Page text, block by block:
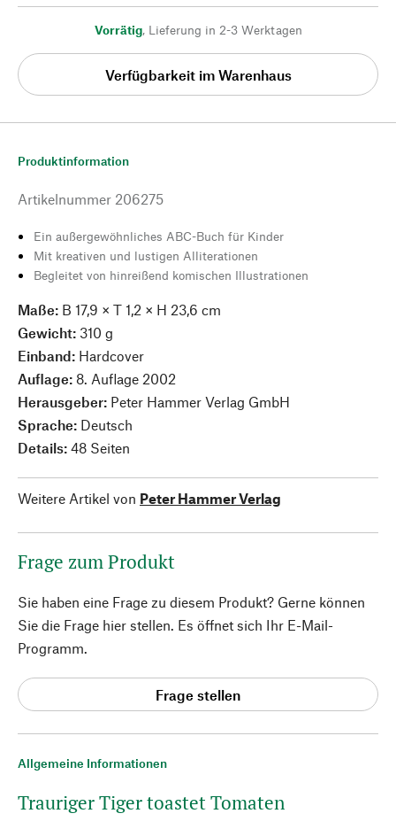
Vorrätig, Lieferung in 2-3 Werktagen
Verfügbarkeit im Warenhaus
Allgemeine Informationen
Trauriger Tiger toastet Tomaten
Produktinformation
Artikelnummer 206275
Ein außergewöhnliches ABC-Buch für Kinder
Mit kreativen und lustigen Alliterationen
Begleitet von hinreißend komischen Illustrationen
Maße: B 17,9 × T 1,2 × H 23,6 cm
Gewicht: 310 g
Einband: Hardcover
Auflage: 8. Auflage 2002
Herausgeber: Peter Hammer Verlag GmbH
Sprache: Deutsch
Details: 48 Seiten
Weitere Artikel von Peter Hammer Verlag
Frage zum Produkt
Sie haben eine Frage zu diesem Produkt? Gerne können
Sie die Frage hier stellen. Es öffnet sich Ihr E-Mail-
Programm.
Frage stellen